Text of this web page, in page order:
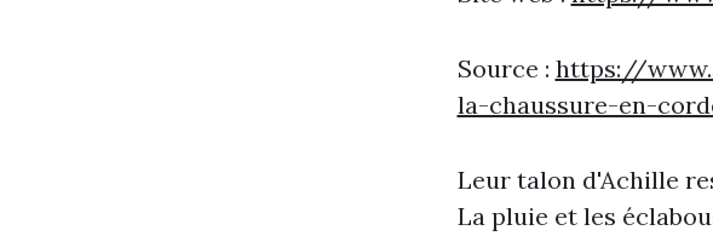
Source : https://
la-chaussure-en-
Leur talon d'Achille
La pluie et les